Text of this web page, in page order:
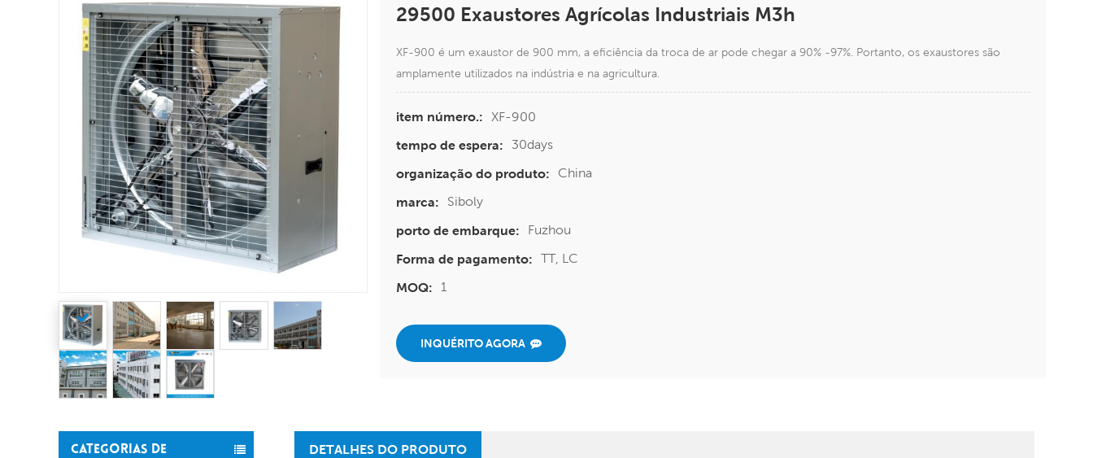
29500 Exaustores Agrícolas Industriais M3h
XF-900 é um exaustor de 900 mm, a eficiência da troca de ar pode chegar a 90% -97%. Portanto, os exaustores são
amplamente utilizados na indústria e na agricultura.
item número.:
XF-900
tempo de espera:
30days
organização do produto:
China
marca:
Siboly
porto de embarque:
Fuzhou
Forma de pagamento: TT, LC
MOQ:
1
INQUÉRITO AGORA
CATEGORIAS DE DETALHES DO PRODUTO